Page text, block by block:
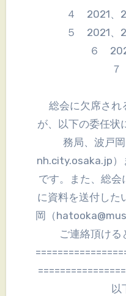
４ 2021、
５ 2021、
６
総会に欠席され
が、以下の委任状
務局、波戸
nh.city.osaka.jp）
です。また、総会
に資料を送付した
岡（
ご連絡頂ける
以